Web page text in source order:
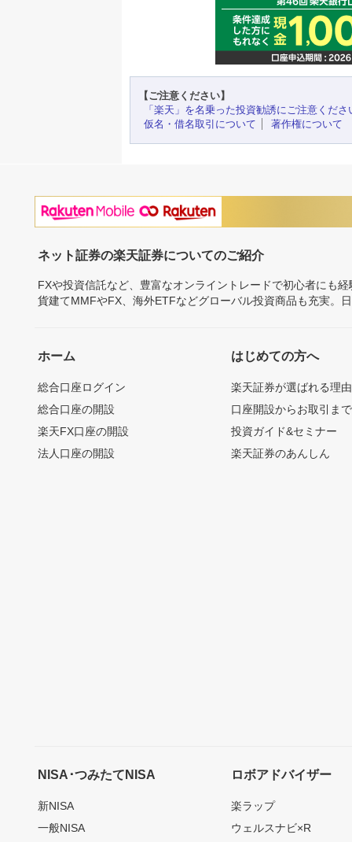
【ご注意ください】
「楽天」を名乗った投資勧誘にご注意くださ
仮名・借名取引について
著作権について
ネット証券の楽天証券についてのご紹介
FXや投資信託など、豊富なオンライントレードで初心者にも
貨建てMMFやFX、海外ETFなどグローバル投資商品も充実。
ホーム
総合口座ログイン
総合口座の開設
楽天FX口座の開設
法人口座の開設
はじめての方へ
楽天証券が選ばれる理由
口座開設からお取引ま
投資ガイド&セミナー
楽天証券のあんしん
NISA･つみたてNISA
新NISA
一般NISA
ロボアドバイザー
楽ラップ
ウェルスナビ×R